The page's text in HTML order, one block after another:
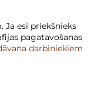
Ja esi priekšnieks
pagatavošanas
darbiniekiem